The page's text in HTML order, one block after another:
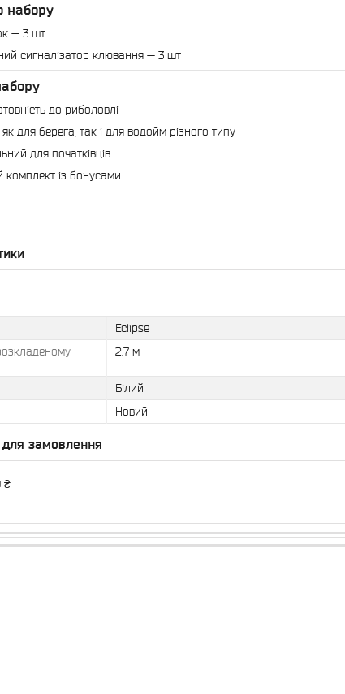
набору
— 3 шт
сигналізатор клювання — 3 шт
до риболовлі
для берега, так і для водойм різного типу
для початківців
комплект із бонусами
Eclipse
2.7 м
Білий
Новий
замовлення
₴